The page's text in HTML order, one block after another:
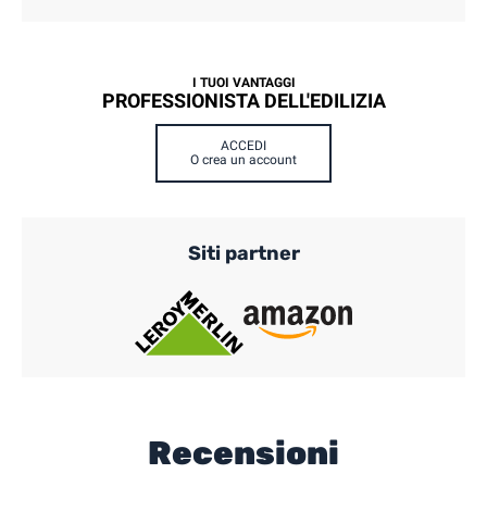
I TUOI VANTAGGI
PROFESSIONISTA DELL'EDILIZIA
ACCEDI
O crea un account
Siti partner
Recensioni